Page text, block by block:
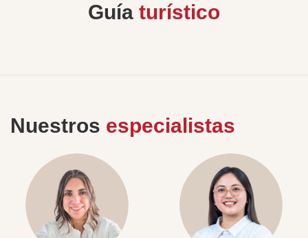
Guía turístico
Nuestros especialistas